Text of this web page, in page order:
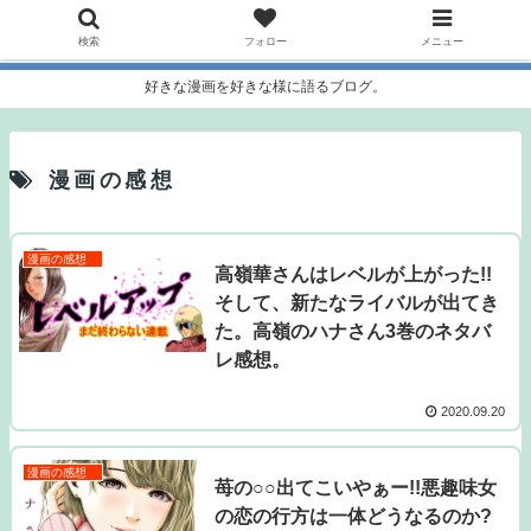
好きな漫画を好きな様に語るブログ。
漫画の感想
漫画の感想
高嶺華さんはレベルが上がった!!
そして、新たなライバルが出てき
た。高嶺のハナさん3巻のネタバ
レ感想。
2020.09.20
漫画の感想
苺の○○出てこいやぁー!!悪趣味女
の恋の行方は一体どうなるのか?
検索 フォロー メニュー